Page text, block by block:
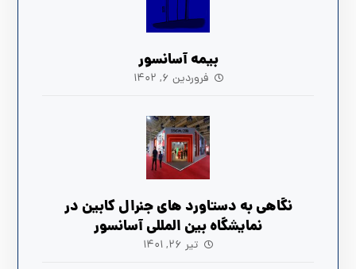
بیمه آسانسور
فروردین ۶, ۱۴۰۲
نگاهی به دستاورد های جنرال کابین در
نمایشگاه بین المللی آسانسور
تیر ۲۶, ۱۴۰۱